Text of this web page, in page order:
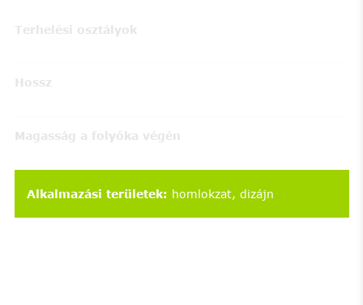
Terhelési osztályok
Hossz
Magasság a folyóka végén
Alkalmazási területek: homlokzat dizájn